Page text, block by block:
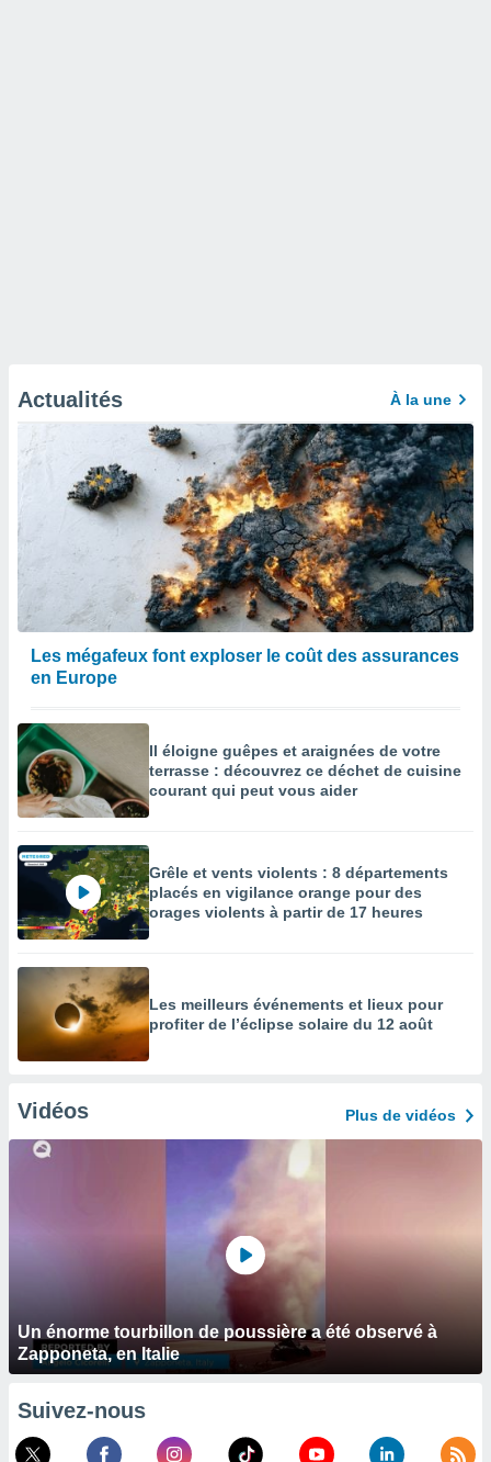
Actualités À la une
Les mégafeux font exploser le coût des assurances
en Europe
Il éloigne guêpes et araignées de votre
terrasse : découvrez ce déchet de cuisine
courant qui peut vous aider
Grêle et vents violents : 8 départements
placés en vigilance orange pour des
orages violents à partir de 17 heures
Les meilleurs événements et lieux pour
profiter de l’éclipse solaire du 12 août
Vidéos Plus de vidéos
Un énorme tourbillon de poussière a été observé à
Zapponeta, en Italie
Suivez-nous